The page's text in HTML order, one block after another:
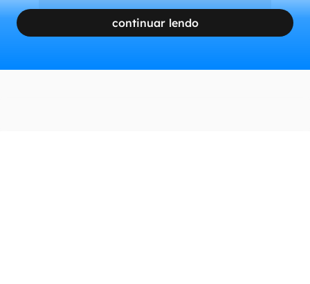
continuar lendo